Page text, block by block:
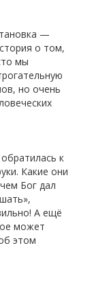
—
о том,
мы
но очень
к
Какие они
Бог дал
А ещё
может
этом